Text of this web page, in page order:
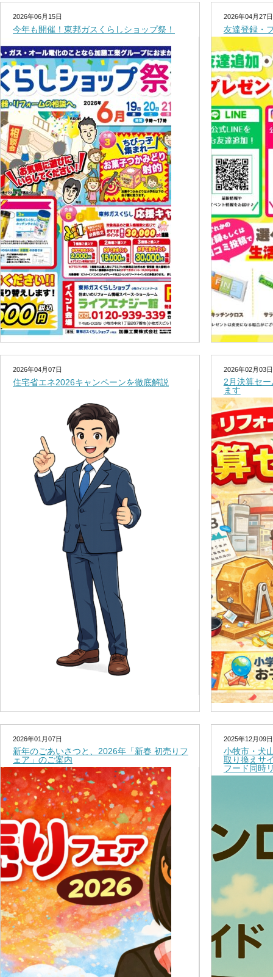
2026年06月15日
今年も開催！東邦ガスくらしショップ祭！
2026年04月27日
友達登録・
2026年04月07日
住宅省エネ2026キャンペーンを徹底解説
2026年02月03日
2月決算セ
ます
2026年01月07日
新年のごあいさつと、2026年「新春 初売りフ
ェア」のご案内
2025年12月09日
小牧市・犬
取り換えサ
フード同時